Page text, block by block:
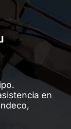
en